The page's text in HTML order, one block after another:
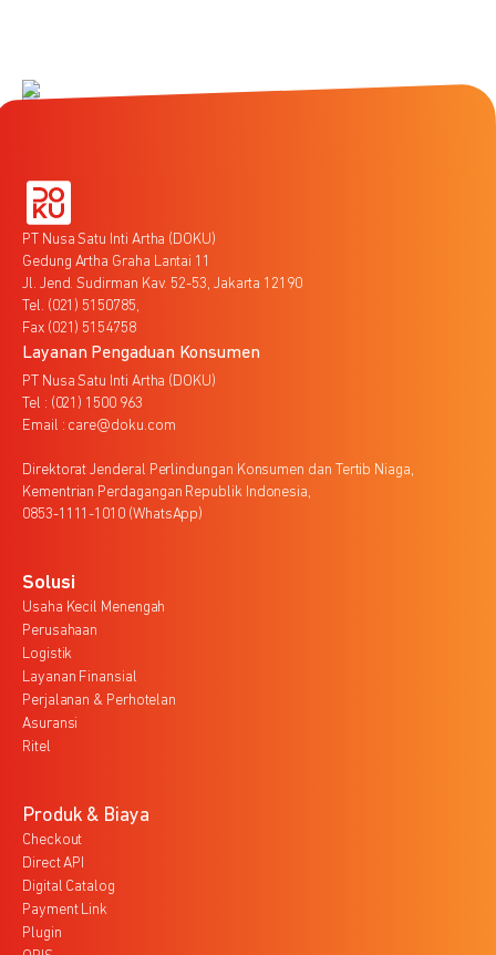
PT Nusa Satu Inti Artha (DOKU)
Gedung Artha Graha Lantai 11
Jl. Jend. Sudirman Kav. 52-53, Jakarta 12190
Tel. (021) 5150785,
Fax (021) 5154758
Layanan Pengaduan Konsumen
PT Nusa Satu Inti Artha (DOKU)
Tel : (021) 1500 963
Email : care@doku.com
Direktorat Jenderal Perlindungan Konsumen dan Tertib Niaga,
Kementrian Perdagangan Republik Indonesia,
0853-1111-1010 (WhatsApp)
Solusi
Usaha Kecil Menengah
Perusahaan
Logistik
Layanan Finansial
Perjalanan & Perhotelan
Asuransi
Ritel
Produk & Biaya
Checkout
Direct API
Digital Catalog
Payment Link
Plugin